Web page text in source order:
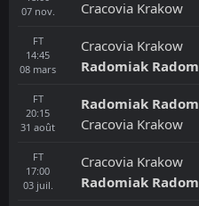
07 nov.
Cracovia Krakow
FT
14:45
08 mars
Cracovia Krakow
Radomiak Radom
FT
20:15
31 août
Radomiak Radom
Cracovia Krakow
FT
17:00
03 juil.
Cracovia Krakow
Radomiak Radom